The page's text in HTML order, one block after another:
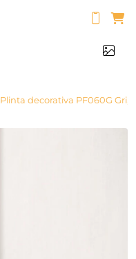
Plinta decorativa PF060G Gri,